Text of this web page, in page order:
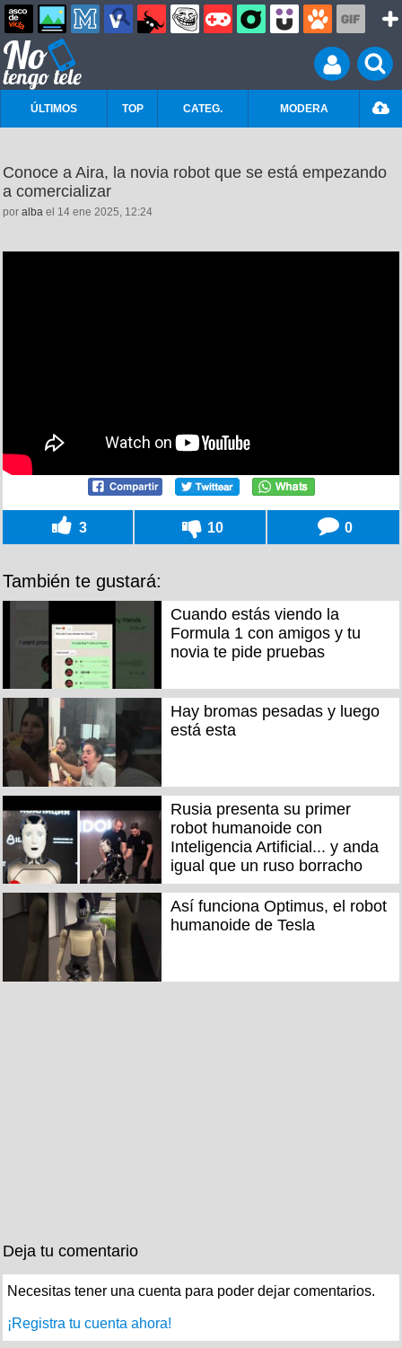
ÚLTIMOS TOP CATEG. MODERA
Conoce a Aira, la novia robot que se está empezando
a comercializar
por alba el 14 ene 2025, 12:24
3 10 0
También te gustará:
Cuando estás viendo la
Formula 1 con amigos y tu
novia te pide pruebas
Hay bromas pesadas y luego
está esta
Rusia presenta su primer
robot humanoide con
Inteligencia Artificial... y anda
igual que un ruso borracho
Así funciona Optimus, el robot
humanoide de Tesla
Deja tu comentario
Necesitas tener una cuenta para poder dejar comentarios.
¡Registra tu cuenta ahora!